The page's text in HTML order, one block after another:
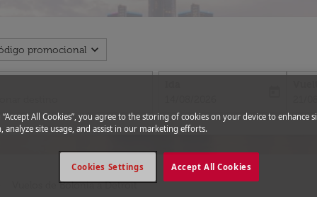
promocional expand_more
fc-
Vuelos de Bolonia a Detroit
“Accept All Cookies”, you agree to the storing of cookies on your device to enhance
analyze site usage, and assist in our marketing efforts.
Accept All Cookies
Cookies Settings